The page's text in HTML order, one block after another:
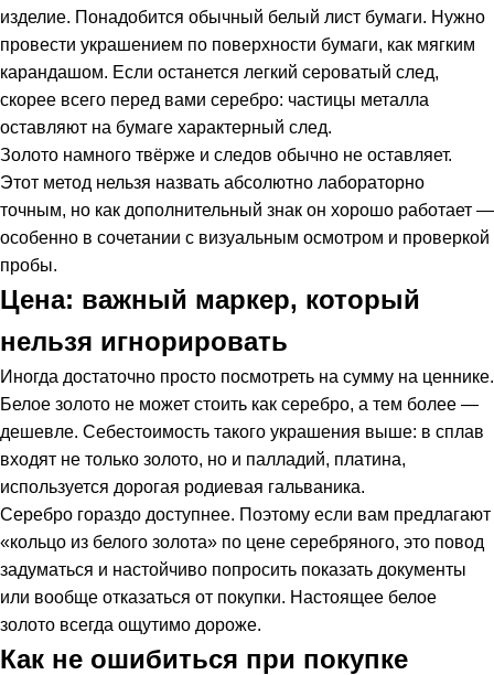
изделие. Понадобится обычный белый лист бумаги. Нужно
провести украшением по поверхности бумаги, как мягким
карандашом. Если останется легкий сероватый след,
скорее всего перед вами серебро: частицы металла
оставляют на бумаге характерный след.
Золото намного твёрже и следов обычно не оставляет.
Этот метод нельзя назвать абсолютно лабораторно
точным, но как дополнительный знак он хорошо работает —
особенно в сочетании с визуальным осмотром и проверкой
пробы.
Цена: важный маркер, который
нельзя игнорировать
Иногда достаточно просто посмотреть на сумму на ценнике.
Белое золото не может стоить как серебро, а тем более —
дешевле. Себестоимость такого украшения выше: в сплав
входят не только золото, но и палладий, платина,
используется дорогая родиевая гальваника.
Серебро гораздо доступнее. Поэтому если вам предлагают
«кольцо из белого золота» по цене серебряного, это повод
задуматься и настойчиво попросить показать документы
или вообще отказаться от покупки. Настоящее белое
золото всегда ощутимо дороже.
Как не ошибиться при покупке